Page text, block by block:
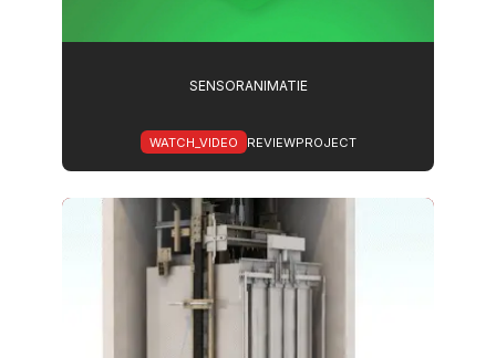
SENSORANIMATIE
WATCH_VIDEO REVIEWPROJECT